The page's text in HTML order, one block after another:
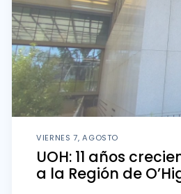
VIERNES 7, AGOSTO
UOH: 11 años
a la Región de